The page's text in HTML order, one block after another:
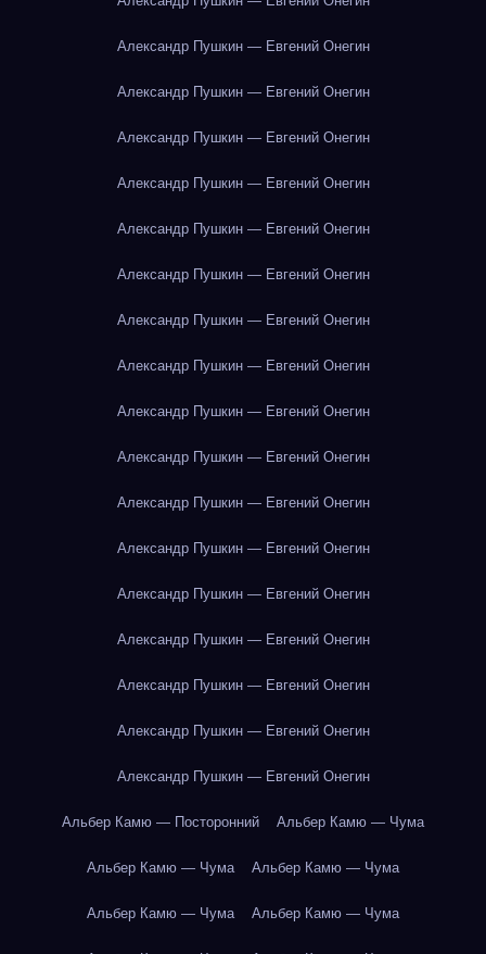
Александр Пушкин — Евгений Онегин
Александр Пушкин — Евгений Онегин
Александр Пушкин — Евгений Онегин
Александр Пушкин — Евгений Онегин
Александр Пушкин — Евгений Онегин
Александр Пушкин — Евгений Онегин
Александр Пушкин — Евгений Онегин
Александр Пушкин — Евгений Онегин
Александр Пушкин — Евгений Онегин
Александр Пушкин — Евгений Онегин
Александр Пушкин — Евгений Онегин
Александр Пушкин — Евгений Онегин
Александр Пушкин — Евгений Онегин
Александр Пушкин — Евгений Онегин
Александр Пушкин — Евгений Онегин
Александр Пушкин — Евгений Онегин
Александр Пушкин — Евгений Онегин
Альбер Камю — Посторонний Альбер Камю — Чума
Альбер Камю — Чума Альбер Камю — Чума
Альбер Камю — Чума Альбер Камю — Чума